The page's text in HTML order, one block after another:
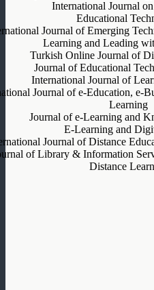
International Journal
Educational
Journal of Emerging
Learning and Leading
Turkish Online Journal of
Journal of Educational
International Journal of
Journal of e-Education, e-
Learning
Journal of e-Learning and
E-Learning and
Journal of Distance
of Library & Information
Distance